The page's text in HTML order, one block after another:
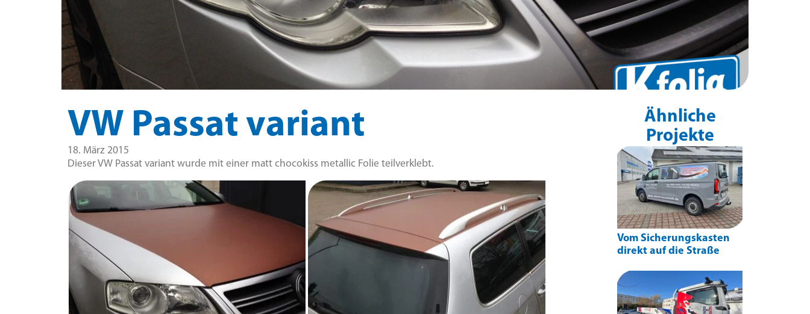
VW Passat variant
18. März 2015
Dieser VW Passat variant wurde mit einer matt chocokiss metallic Folie teilverklebt.
Ähnliche
Projekte
Vom Sicherungskasten
direkt auf die Straße